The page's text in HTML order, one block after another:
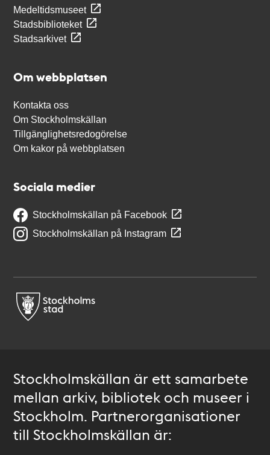
Medeltidsmuseet
Stadsbiblioteket
Stadsarkivet
Om webbplatsen
Kontakta oss
Om Stockholmskällan
Tillgänglighetsredogörelse
Om kakor på webbplatsen
Sociala medier
Stockholmskällan på Facebook
Stockholmskällan på Instagram
Stockholmskällan är ett samarbete
mellan arkiv, bibliotek och museer i
Stockholm. Partnerorganisationer
till Stockholmskällan är: